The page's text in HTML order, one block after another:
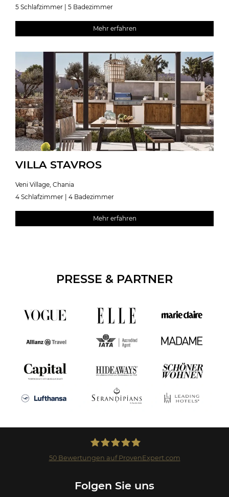
5 Schlafzimmer | 5 Badezimmer
Mehr erfahren
VILLA STAVROS
Veni Village, Chania
4 Schlafzimmer | 4 Badezimmer
Mehr erfahren
PRESSE & PARTNER
50Bewertungen auf ProvenExpert.com
Folgen Sie uns